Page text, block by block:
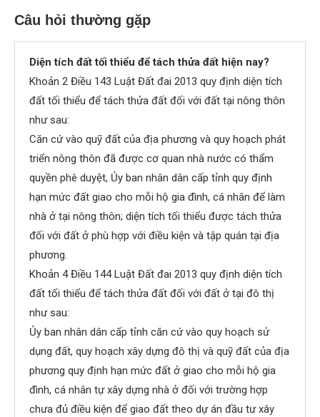
Câu hỏi thường gặp
Diện tích đất tối thiểu để tách thửa đất hiện nay?
Khoản 2 Điều 143 Luật Đất đai 2013 quy định diện tích
đất tối thiểu để tách thửa đất đối với đất tại nông thôn
như sau:
Căn cứ vào quỹ đất của địa phương và quy hoạch phát
triển nông thôn đã được cơ quan nhà nước có thẩm
quyền phê duyệt, Ủy ban nhân dân cấp tỉnh quy định
hạn mức đất giao cho mỗi hộ gia đình, cá nhân để làm
nhà ở tại nông thôn; diện tích tối thiểu được tách thửa
đối với đất ở phù hợp với điều kiện và tập quán tại địa
phương.
Khoản 4 Điều 144 Luật Đất đai 2013 quy định diện tích
đất tối thiểu để tách thửa đất đối với đất ở tại đô thị
như sau:
Ủy ban nhân dân cấp tỉnh căn cứ vào quy hoạch sử
dụng đất, quy hoạch xây dựng đô thị và quỹ đất của địa
phương quy định hạn mức đất ở giao cho mỗi hộ gia
đình, cá nhân tự xây dựng nhà ở đối với trường hợp
chưa đủ điều kiện để giao đất theo dự án đầu tư xây